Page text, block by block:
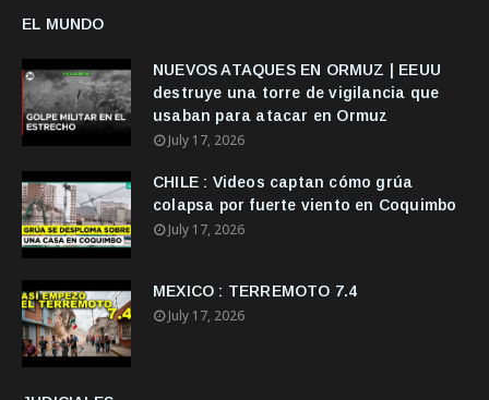
EL MUNDO
NUEVOS ATAQUES EN ORMUZ | EEUU
destruye una torre de vigilancia que
usaban para atacar en Ormuz
July 17, 2026
CHILE : Videos captan cómo grúa
colapsa por fuerte viento en Coquimbo
July 17, 2026
MEXICO : TERREMOTO 7.4
July 17, 2026